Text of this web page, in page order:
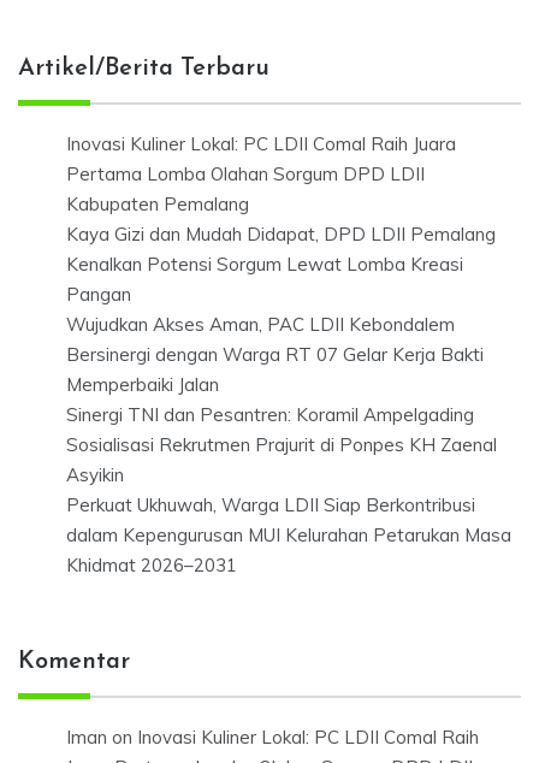
Artikel/Berita Terbaru
Inovasi Kuliner Lokal: PC LDII Comal Raih Juara
Pertama Lomba Olahan Sorgum DPD LDII
Kabupaten Pemalang
Kaya Gizi dan Mudah Didapat, DPD LDII Pemalang
Kenalkan Potensi Sorgum Lewat Lomba Kreasi
Pangan
Wujudkan Akses Aman, PAC LDII Kebondalem
Bersinergi dengan Warga RT 07 Gelar Kerja Bakti
Memperbaiki Jalan
Sinergi TNI dan Pesantren: Koramil Ampelgading
Sosialisasi Rekrutmen Prajurit di Ponpes KH Zaenal
Asyikin
Perkuat Ukhuwah, Warga LDII Siap Berkontribusi
dalam Kepengurusan MUI Kelurahan Petarukan Masa
Khidmat 2026–2031
Komentar
Iman on Inovasi Kuliner Lokal: PC LDII Comal Raih